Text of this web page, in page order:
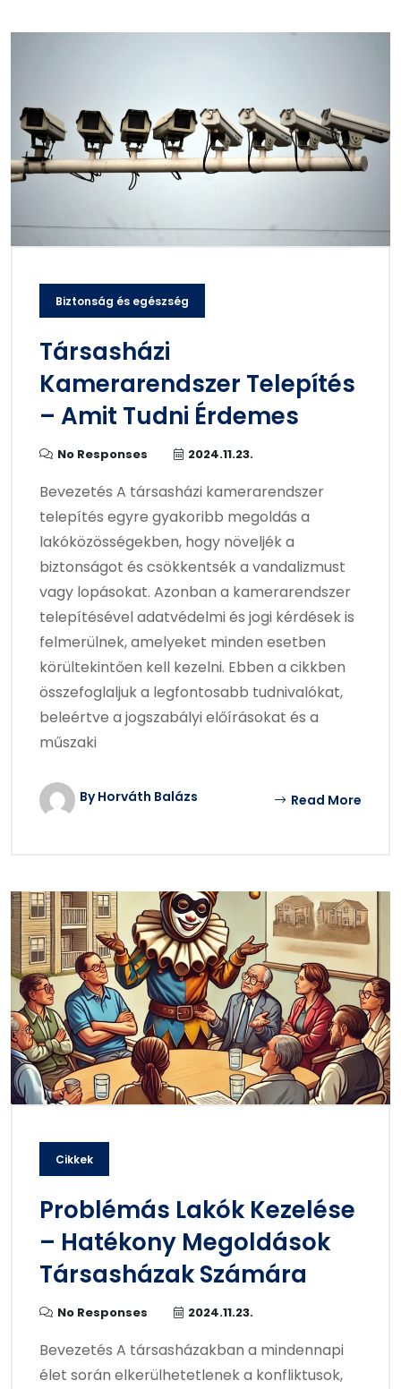
Biztonság és egészség
Társasházi
Kamerarendszer Telepítés
– Amit Tudni Érdemes
No Responses 2024.11.23.
Bevezetés A társasházi kamerarendszer
telepítés egyre gyakoribb megoldás a
lakóközösségekben, hogy növeljék a
biztonságot és csökkentsék a vandalizmust
vagy lopásokat. Azonban a kamerarendszer
telepítésével adatvédelmi és jogi kérdések is
felmerülnek, amelyeket minden esetben
körültekintően kell kezelni. Ebben a cikkben
összefoglaljuk a legfontosabb tudnivalókat,
beleértve a jogszabályi előírásokat és a
műszaki
By Horváth Balázs Read More
Cikkek
Problémás Lakók Kezelése
– Hatékony Megoldások
Társasházak Számára
No Responses 2024.11.23.
Bevezetés A társasházakban a mindennapi
élet során elkerülhetetlenek a konfliktusok,